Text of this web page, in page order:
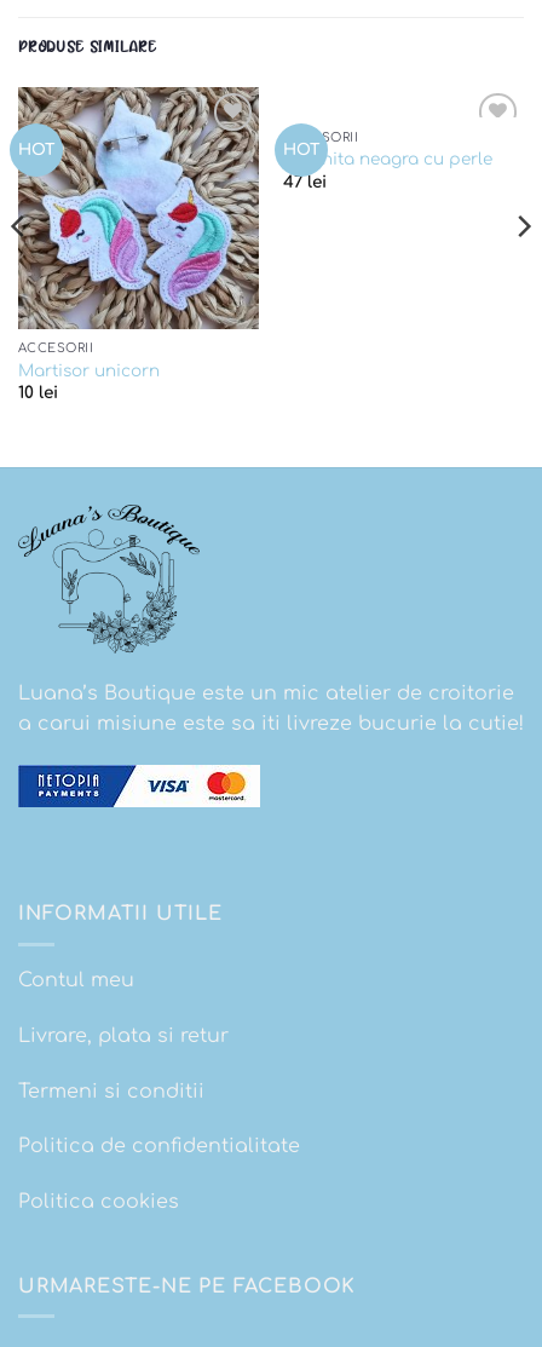
PRODUSE SIMILARE
HOT
Add to
wishlist
ACCESORII
Martisor unicorn
10 lei
HOT
Add to
wishlist
ACCESORII
Coronita neagra cu perle
47lei
Luana’s Boutique este un mic atelier de croitorie
a carui misiune este sa iti livreze bucurie la cutie!
INFORMATII UTILE
Contul meu
Livrare, plata si retur
Termeni si conditii
Politica de confidentialitate
Politica cookies
URMARESTE-NE PE FACEBOOK